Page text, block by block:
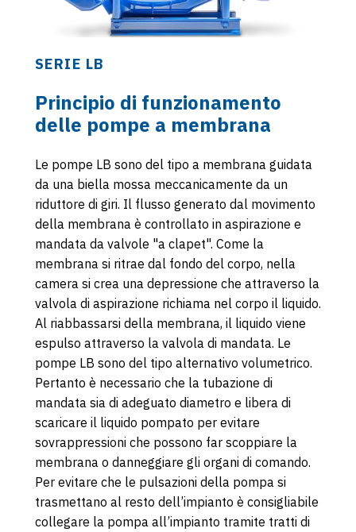
SERIE LB
Principio di funzionamento
delle pompe a membrana
Le pompe LB sono del tipo a membrana guidata
da una biella mossa meccanicamente da un
riduttore di giri. Il flusso generato dal movimento
della membrana è controllato in aspirazione e
mandata da valvole "a clapet". Come la
membrana si ritrae dal fondo del corpo, nella
camera si crea una depressione che attraverso la
valvola di aspirazione richiama nel corpo il liquido.
Al riabbassarsi della membrana, il liquido viene
espulso attraverso la valvola di mandata. Le
pompe LB sono del tipo alternativo volumetrico.
Pertanto è necessario che la tubazione di
mandata sia di adeguato diametro e libera di
scaricare il liquido pompato per evitare
sovrappressioni che possono far scoppiare la
membrana o danneggiare gli organi di comando.
Per evitare che le pulsazioni della pompa si
trasmettano al resto dell’impianto è consigliabile
collegare la pompa all’impianto tramite tratti di